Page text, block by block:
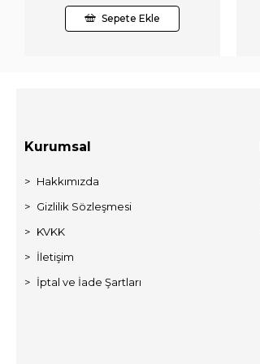
Sepete Ekle
Kurumsal
Hakkımızda
Gizlilik Sözleşmesi
KVKK
İletişim
İptal ve İade Şartları